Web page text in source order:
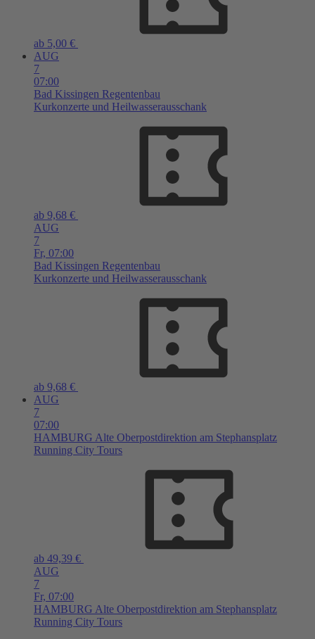
ab 5,00 €
AUG
7
07:00
Bad Kissingen Regentenbau
Kurkonzerte und Heilwasserausschank
ab 9,68 €
AUG
7
Fr, 07:00
Bad Kissingen Regentenbau
Kurkonzerte und Heilwasserausschank
ab 9,68 €
AUG
7
07:00
HAMBURG Alte Oberpostdirektion am Stephansplatz
Running City Tours
ab 49,39 €
AUG
7
Fr, 07:00
HAMBURG Alte Oberpostdirektion am Stephansplatz
Running City Tours